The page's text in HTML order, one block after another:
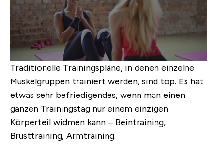
Traditionelle Trainingspläne, in denen einzelne
Muskelgruppen trainiert werden, sind top. Es hat
etwas sehr befriedigendes, wenn man einen
ganzen Trainingstag nur einem einzigen
Körperteil widmen kann – Beintraining,
Brusttraining, Armtraining.